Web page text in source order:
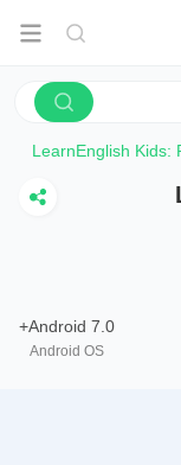
LearnEnglish Kids:
Android 7.0+
Android OS